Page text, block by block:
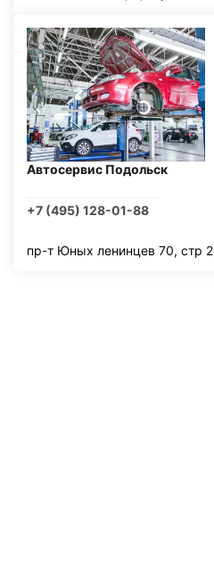
Автосервис Подольск
+7 (495) 128-01-88
пр-т Юных ленинцев 70, стр 2